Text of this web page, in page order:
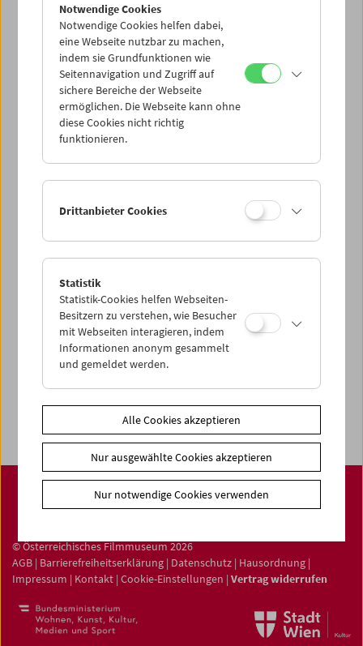
ist eine künstlerische Analyse des Mediums Film, in
seiner Bedeutung als "Schule des Sehens". Das Subjekt
dieser Analyse ist das österreichische Hobby-, und
Amateurfilmschaffen in seinen Anfängen, eingeschränkt
auf Urlaubsfilme von der Adria. (Text: Gustav Deutsch)
<< Zurück zur Übersicht Kulturerbe digital
Share on
Filmsammlung
Film ONLINE
Filmbezogene Sammlung
Filmmuseum LAB
© Österreichisches Filmmuseum 2026
AGB | Barrierefreiheitserklärung | Datenschutz | Hausordnung |
Impressum | Kontakt | Cookie-Einstellungen | Vertrag widerrufen
Notwendige Cookies
Notwendige Cookies helfen dabei,
eine Webseite nutzbar zu machen,
indem sie Grundfunktionen wie
Seitennavigation und Zugriff auf
sichere Bereiche der Webseite
ermöglichen. Die Webseite kann ohne
diese Cookies nicht richtig
funktionieren.
Drittanbieter Cookies
Statistik
Statistik-Cookies helfen Webseiten-
Besitzern zu verstehen, wie Besucher
mit Webseiten interagieren, indem
Informationen anonym gesammelt
und gemeldet werden.
Alle Cookies akzeptieren
Nur ausgewählte Cookies akzeptieren
Nur notwendige Cookies verwenden